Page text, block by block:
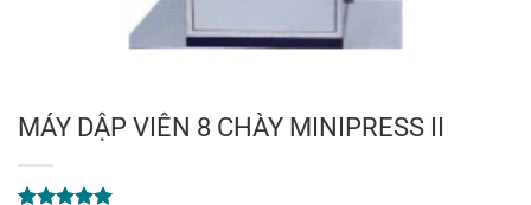
MÁY DẬP VIÊN 8 CHÀY MINIPRESS II